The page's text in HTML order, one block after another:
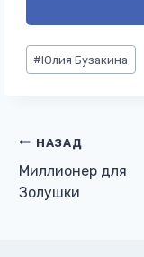
Метки
записи:
#Юлия Бузакина
Навигация
по
НАЗАД
Миллионер для
Золушки